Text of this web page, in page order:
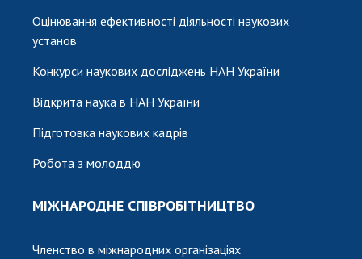
Оцінювання ефективності діяльності наукових
установ
Конкурси наукових досліджень НАН України
Відкрита наука в НАН України
Підготовка наукових кадрів
Робота з молоддю
МІЖНАРОДНЕ СПІВРОБІТНИЦТВО
Членство в міжнародних організаціях